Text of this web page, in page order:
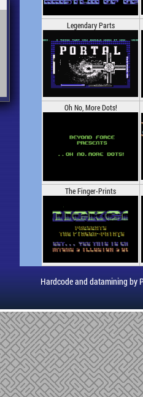
Legendary Parts
Oh No, More Dots!
The Finger-Prints
Hardcode and datamining by